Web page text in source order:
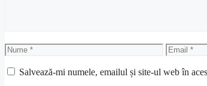
Nume Email
Salvează-mi numele, emailul și site-ul web în